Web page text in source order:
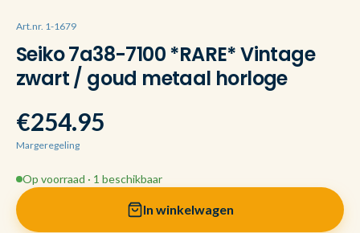
Art.nr. 1-1679
Seiko 7a38-7100 *RARE* Vintage
zwart / goud metaal horloge
€254.95
Margeregeling
Op voorraad · 1 beschikbaar
In winkelwagen